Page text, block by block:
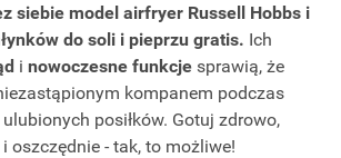
siebie model airfryer Russell Hobbs i
do soli i pieprzu gratis. Ich
i nowoczesne funkcje sprawią, że
kompanem podczas
posiłków. Gotuj zdrowo,
oszczędnie - tak, to możliwe!